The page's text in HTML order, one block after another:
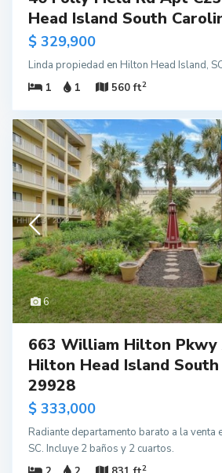
Head Island South
$ 329,900
Linda propiedad en Hilton Head Island,
1
1 560 ft2
6
663 William Hilton Pkwy
Hilton Head Island
29928
$ 333,000
Radiante departamento barato a la venta
SC. Incluye 2 baños y 2 cuartos.
2